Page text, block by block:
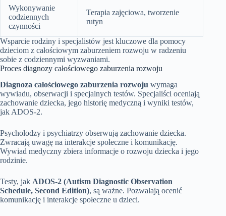
Wykonywanie
codziennych
czynności
Terapia zajęciowa, tworzenie
rutyn
Wsparcie rodziny i specjalistów jest kluczowe dla pomocy
dzieciom z całościowym zaburzeniem rozwoju w radzeniu
sobie z codziennymi wyzwaniami.
Proces diagnozy całościowego zaburzenia rozwoju
Diagnoza całościowego zaburzenia rozwoju wymaga
wywiadu, obserwacji i specjalnych testów. Specjaliści oceniają
zachowanie dziecka, jego historię medyczną i wyniki testów,
jak ADOS-2.
Psycholodzy i psychiatrzy obserwują zachowanie dziecka.
Zwracają uwagę na interakcje społeczne i komunikację.
Wywiad medyczny zbiera informacje o rozwoju dziecka i jego
rodzinie.
Testy, jak ADOS-2 (Autism Diagnostic Observation
Schedule, Second Edition), są ważne. Pozwalają ocenić
komunikację i interakcje społeczne u dzieci.